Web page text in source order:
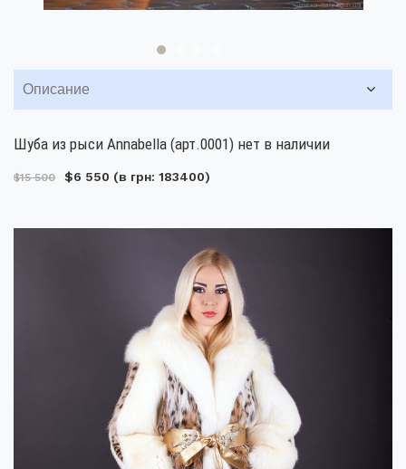
Описание
Шуба из рыси Annabella (арт.0001) нет в наличии
$15 500 $6 550 (в грн: 183400)